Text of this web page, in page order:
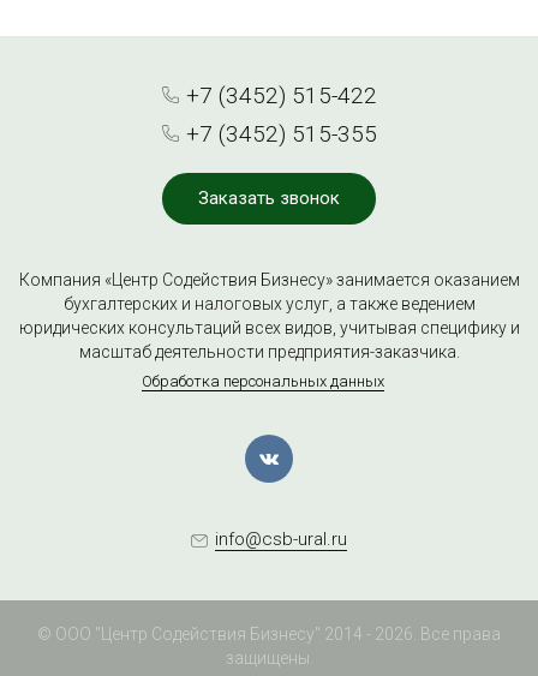
+7 (3452) 515-422
+7 (3452) 515-355
Заказать звонок
Компания «Центр Содействия Бизнесу» занимается оказанием
бухгалтерских и налоговых услуг, а также ведением
юридических консультаций всех видов, учитывая специфику и
масштаб деятельности предприятия-заказчика.
Обработка персональных данных
info@csb-ural.ru
© ООО "Центр Содействия Бизнесу" 2014 - 2026. Все права
защищены.